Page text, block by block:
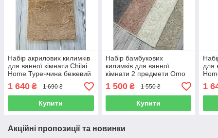
Набір акрилових килимків
для ванної кімнати Chilai
Home Туреччина бежевий
1 640 ₴ 1 690 ₴
Купити
Набір бамбукових
килимків для ванної
кімнати 2 предмети Omo
Home Туреччина
кремовий
1 500₴ 1 550 ₴
Купити
для
1
Акційні пропозиції та новинки